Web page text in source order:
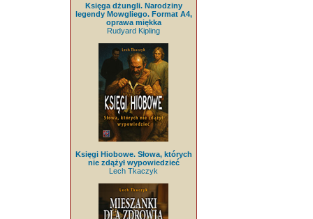
Księga dżungli. Narodziny
legendy Mowgliego. Format A4,
oprawa miękka
Rudyard Kipling
Księgi Hiobowe. Słowa, których
nie zdążył wypowiedzieć
Lech Tkaczyk